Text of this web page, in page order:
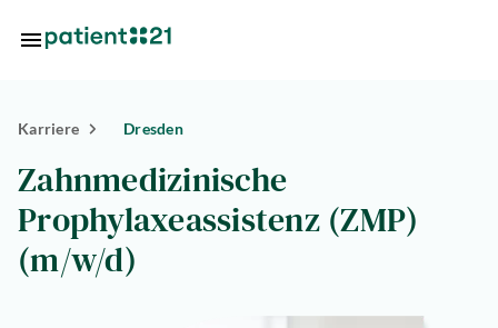
Standorte
Über
uns
Karriere Dresden
Zahnmedizinische
Prophylaxeassistenz (ZMP)
(m/w/d)